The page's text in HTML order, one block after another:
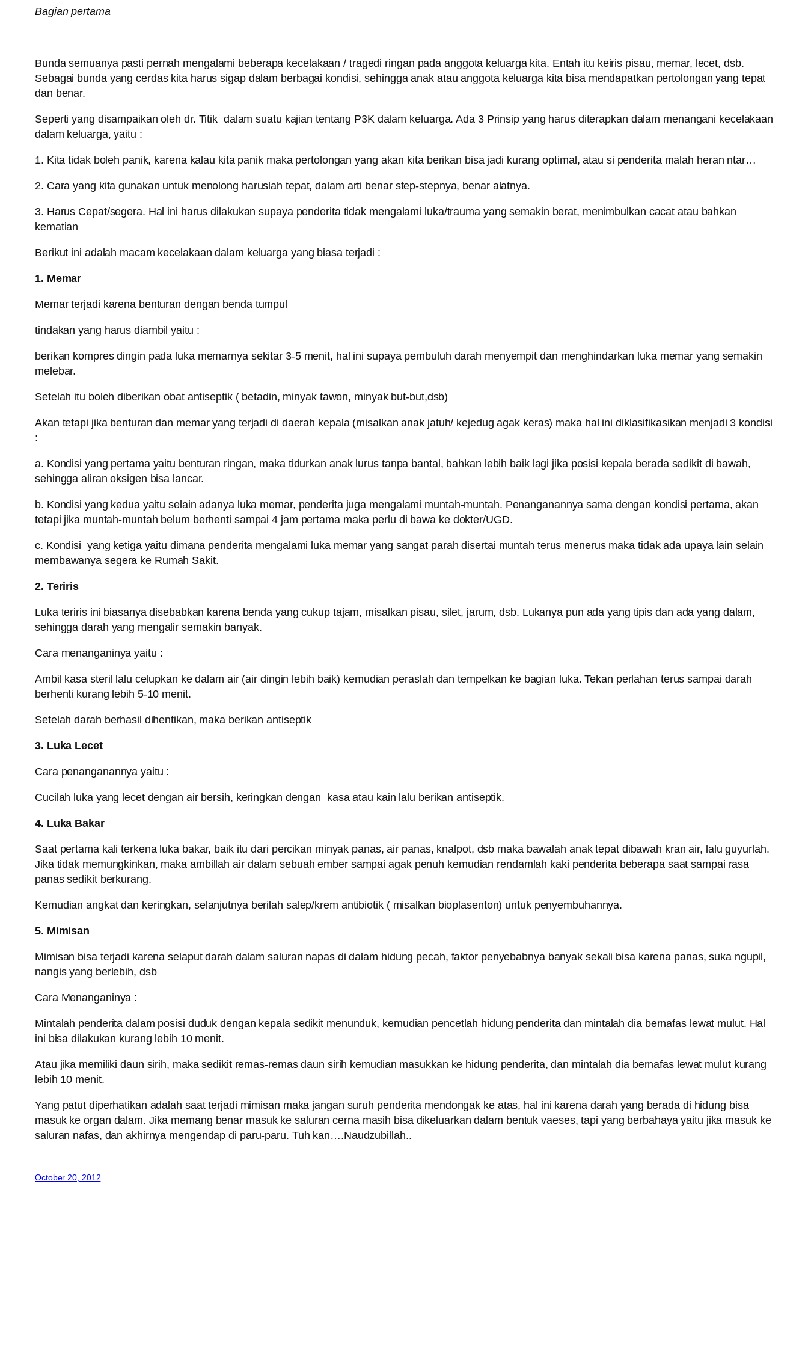
Bagian pertama
Bunda semuanya pasti pernah mengalami beberapa kecelakaan / tragedi ringan pada anggota keluarga kita. Entah itu keiris pisau, memar, lecet, dsb.
Sebagai bunda yang cerdas kita harus sigap dalam berbagai kondisi, sehingga anak atau anggota keluarga kita bisa mendapatkan pertolongan yang tepat
dan benar.
Seperti yang disampaikan oleh dr. Titik dalam suatu kajian tentang P3K dalam keluarga. Ada 3 Prinsip yang harus diterapkan dalam menangani kecelakaan
dalam keluarga, yaitu :
1. Kita tidak boleh panik, karena kalau kita panik maka pertolongan yang akan kita berikan bisa jadi kurang optimal, atau si penderita malah heran ntar…
2. Cara yang kita gunakan untuk menolong haruslah tepat, dalam arti benar step-stepnya, benar alatnya.
3. Harus Cepat/segera. Hal ini harus dilakukan supaya penderita tidak mengalami luka/trauma yang semakin berat, menimbulkan cacat atau bahkan
kematian
Berikut ini adalah macam kecelakaan dalam keluarga yang biasa terjadi :
1. Memar
Memar terjadi karena benturan dengan benda tumpul
tindakan yang harus diambil yaitu :
berikan kompres dingin pada luka memarnya sekitar 3-5 menit, hal ini supaya pembuluh darah menyempit dan menghindarkan luka memar yang semakin
melebar.
Setelah itu boleh diberikan obat antiseptik ( betadin, minyak tawon, minyak but-but,dsb)
Akan tetapi jika benturan dan memar yang terjadi di daerah kepala (misalkan anak jatuh/ kejedug agak keras) maka hal ini diklasifikasikan menjadi 3 kondisi
:
a. Kondisi yang pertama yaitu benturan ringan, maka tidurkan anak lurus tanpa bantal, bahkan lebih baik lagi jika posisi kepala berada sedikit di bawah,
sehingga aliran oksigen bisa lancar.
b. Kondisi yang kedua yaitu selain adanya luka memar, penderita juga mengalami muntah-muntah. Penanganannya sama dengan kondisi pertama, akan
tetapi jika muntah-muntah belum berhenti sampai 4 jam pertama maka perlu di bawa ke dokter/UGD.
c. Kondisi yang ketiga yaitu dimana penderita mengalami luka memar yang sangat parah disertai muntah terus menerus maka tidak ada upaya lain selain
membawanya segera ke Rumah Sakit.
2. Teriris
Luka teriris ini biasanya disebabkan karena benda yang cukup tajam, misalkan pisau, silet, jarum, dsb. Lukanya pun ada yang tipis dan ada yang dalam,
sehingga darah yang mengalir semakin banyak.
Cara menanganinya yaitu :
Ambil kasa steril lalu celupkan ke dalam air (air dingin lebih baik) kemudian peraslah dan tempelkan ke bagian luka. Tekan perlahan terus sampai darah
berhenti kurang lebih 5-10 menit.
Setelah darah berhasil dihentikan, maka berikan antiseptik
3. Luka Lecet
Cara penanganannya yaitu :
Cucilah luka yang lecet dengan air bersih, keringkan dengan kasa atau kain lalu berikan antiseptik.
4. Luka Bakar
Saat pertama kali terkena luka bakar, baik itu dari percikan minyak panas, air panas, knalpot, dsb maka bawalah anak tepat dibawah kran air, lalu guyurlah.
Jika tidak memungkinkan, maka ambillah air dalam sebuah ember sampai agak penuh kemudian rendamlah kaki penderita beberapa saat sampai rasa
panas sedikit berkurang.
Kemudian angkat dan keringkan, selanjutnya berilah salep/krem antibiotik ( misalkan bioplasenton) untuk penyembuhannya.
5. Mimisan
Mimisan bisa terjadi karena selaput darah dalam saluran napas di dalam hidung pecah, faktor penyebabnya banyak sekali bisa karena panas, suka ngupil,
nangis yang berlebih, dsb
Cara Menanganinya :
Mintalah penderita dalam posisi duduk dengan kepala sedikit menunduk, kemudian pencetlah hidung penderita dan mintalah dia bernafas lewat mulut. Hal
ini bisa dilakukan kurang lebih 10 menit.
Atau jika memiliki daun sirih, maka sedikit remas-remas daun sirih kemudian masukkan ke hidung penderita, dan mintalah dia bernafas lewat mulut kurang
lebih 10 menit.
Yang patut diperhatikan adalah saat terjadi mimisan maka jangan suruh penderita mendongak ke atas, hal ini karena darah yang berada di hidung bisa
masuk ke organ dalam. Jika memang benar masuk ke saluran cerna masih bisa dikeluarkan dalam bentuk vaeses, tapi yang berbahaya yaitu jika masuk ke
saluran nafas, dan akhirnya mengendap di paru-paru. Tuh kan….Naudzubillah..
October 20, 2012